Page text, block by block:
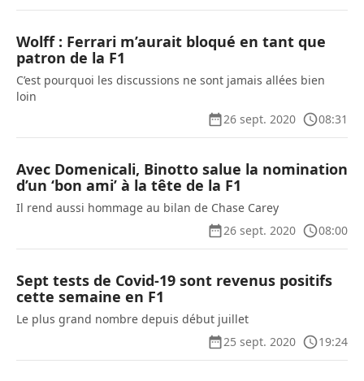
Wolff : Ferrari m’aurait bloqué en tant que
patron de la F1
C’est pourquoi les discussions ne sont jamais allées bien
loin
26 sept. 2020
08:31
Avec Domenicali, Binotto salue la nomination
d’un ‘bon ami’ à la tête de la F1
Il rend aussi hommage au bilan de Chase Carey
26 sept. 2020
08:00
Sept tests de Covid-19 sont revenus positifs
cette semaine en F1
Le plus grand nombre depuis début juillet
25 sept. 2020
19:24